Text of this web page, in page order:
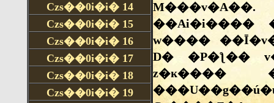
Czs��0i�i� 14
Czs��0i�i� 15
Czs��0i�i� 16
Czs��0i�i� 17
Czs��0i�i� 18
Czs��0i�i� 19